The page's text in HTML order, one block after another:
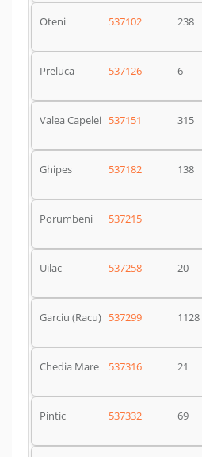
Oteni 537102 238
Preluca 537126 6
Valea Capelei 537151 315
Ghipes 537182 138
Porumbeni 537215
Uilac 537258 20
Garciu (Racu) 537299 1128
Chedia Mare 537316 21
Pintic 537332 69